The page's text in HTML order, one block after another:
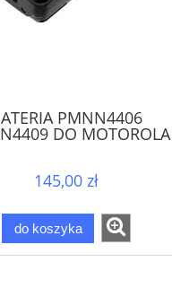
PMNN4406
DO MOTOROLA
145,00 zł
do koszyka